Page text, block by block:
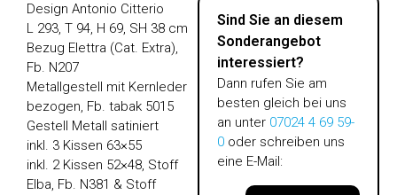
Design Antonio Citterio
L 293, T 94, H 69, SH 38 cm
Bezug Elettra (Cat. Extra),
Fb. N207
Metallgestell mit Kernleder
bezogen, Fb. tabak 5015
Gestell Metall satiniert
inkl. 3 Kissen 63×55
inkl. 2 Kissen 52×48, Stoff
Elba, Fb. N381 & Stoff
Sind Sie an diesem
Sonderangebot
interessiert?
Dann rufen Sie am
besten gleich bei uns
an unter 07024 4 69 59-
0oder schreiben uns
eine E-Mail: